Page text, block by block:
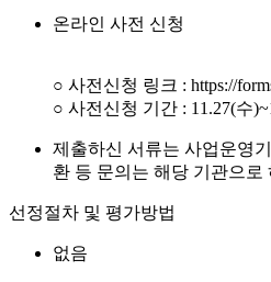
온라인 사전 신청
○ 사전신청 링크 : https://
○ 사전신청 기간 : 11.27(수
제출하신 서류는 사업운영
환 등 문의는 해당 기관으로
선정절차 및 평가방법
없음